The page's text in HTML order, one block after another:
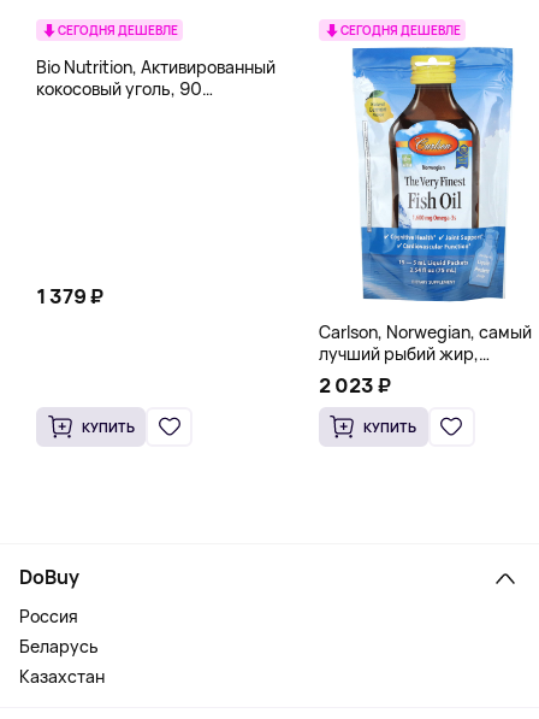
СЕГОДНЯ ДЕШЕВЛЕ
Bio Nutrition, Активированный
кокосовый уголь, 90
1 379 ₽
КУПИТЬ
СЕГОДНЯ ДЕШЕВЛЕ
Carlson, Norwegian, самый
лучший рыбий жир,
натуральный лимон, 15
пакетиков (5 мл) каждый
2 023 ₽
КУПИТЬ
DoBuy
Россия
Беларусь
Казахстан